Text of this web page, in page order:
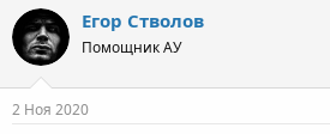
к
ц
и
и
:
Егор Стволов
Помощник АУ
2 Ноя 2020